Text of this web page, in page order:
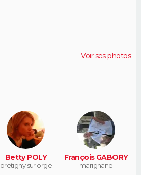
Voir ses photos
Betty POLY
bretigny sur orge
François GABORY
marignane